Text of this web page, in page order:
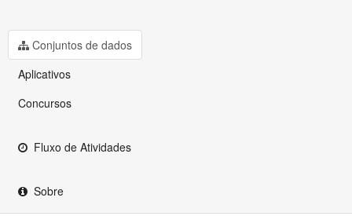
Conjuntos de dados
Aplicativos
Concursos
Fluxo de Atividades
Sobre